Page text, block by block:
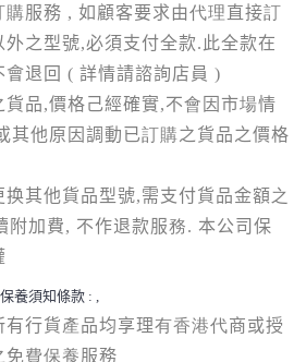
購服務 , 如顧客要求由代理直接訂
外之型號,必須支付全款. 此全款在
退回 ( 詳情請諮詢店員 )
貨品,價格己經確實,不會 因市場情
其他原因調動已訂購之貨品之價格
换其他貨品型號,需支付貨品金額之
附加費, 不作退款服務. 本公司保
養須知條款 : ,
有行貨產品均享理有香港代商或授
免費保養服務